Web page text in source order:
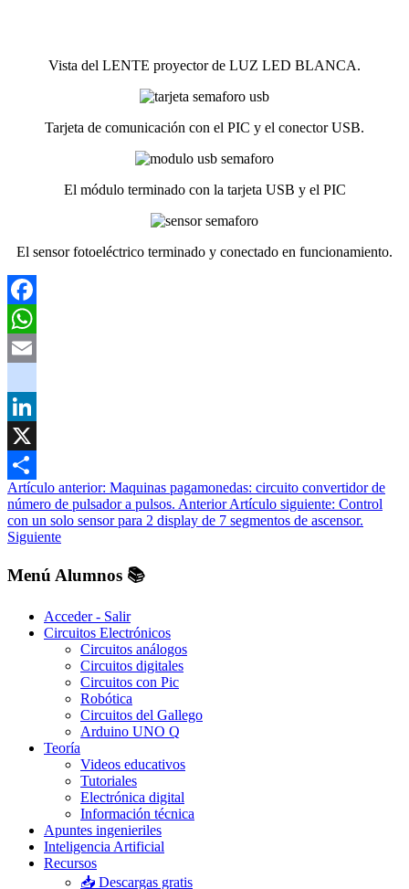
Vista del LENTE proyector de LUZ LED BLANCA.
Tarjeta de comunicación con el PIC y el conector USB.
El módulo terminado con la tarjeta USB y el PIC
El sensor fotoeléctrico terminado y conectado en funcionamiento.
Facebook
WhatsApp
youtube
LinkedIn
X
Share
Artículo anterior: Maquinas pagamonedas: circuito convertidor de
número de pulsador a pulsos. Anterior Artículo siguiente: Control
con un solo sensor para 2 display de 7 segmentos de ascensor.
Siguiente
Menú Alumnos 📚​
Acceder - Salir
Circuitos Electrónicos
Circuitos análogos
Circuitos digitales
Circuitos con Pic
Robótica
Circuitos del Gallego
Arduino UNO Q
Teoría
Videos educativos
Tutoriales
Electrónica digital
Información técnica
Apuntes ingenieriles
Inteligencia Artificial
Recursos
📥 Descargas gratis